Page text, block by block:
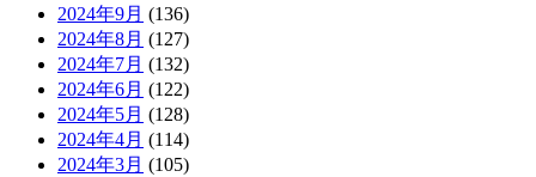
2024年9月 (136)
2024年8月 (127)
2024年7月 (132)
2024年6月 (122)
2024年5月 (128)
2024年4月 (114)
2024年3月 (105)